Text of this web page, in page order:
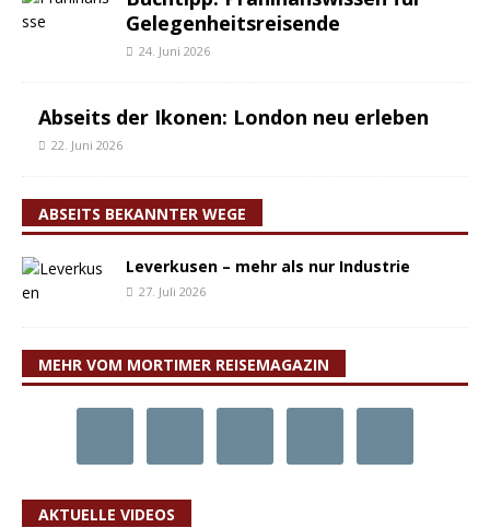
Gelegenheitsreisende
24. Juni 2026
Abseits der Ikonen: London neu erleben
22. Juni 2026
ABSEITS BEKANNTER WEGE
Leverkusen – mehr als nur Industrie
27. Juli 2026
MEHR VOM MORTIMER REISEMAGAZIN
AKTUELLE VIDEOS